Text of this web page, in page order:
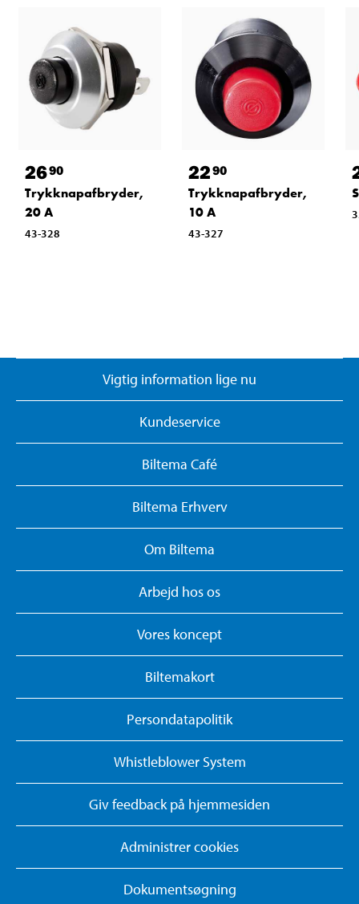
2690
Trykknapafbryder,
20 A
43-328
2290
Trykknapafbryder,
10 A
43-327
Vigtig information lige nu
Kundeservice
Biltema Café
Biltema Erhverv
Om Biltema
Arbejd hos os
Vores koncept
Biltemakort
Persondatapolitik
Whistleblower System
Giv feedback på hjemmesiden
Administrer cookies
Dokumentsøgning